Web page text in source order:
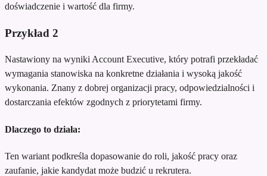
doświadczenie i wartość dla firmy.
Przykład 2
Nastawiony na wyniki Account Executive, który potrafi przekładać
wymagania stanowiska na konkretne działania i wysoką jakość
wykonania. Znany z dobrej organizacji pracy, odpowiedzialności i
dostarczania efektów zgodnych z priorytetami firmy.
Dlaczego to działa:
Ten wariant podkreśla dopasowanie do roli, jakość pracy oraz
zaufanie, jakie kandydat może budzić u rekrutera.